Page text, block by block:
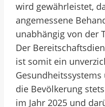
wird gewährleistet,
angemessene
unabhängig von der
Der
ist somit ein
die Bevölkerung
im Jahr 2025 und